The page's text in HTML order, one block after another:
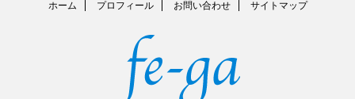
ホーム プロフィール お問い合わせ サイトマップ